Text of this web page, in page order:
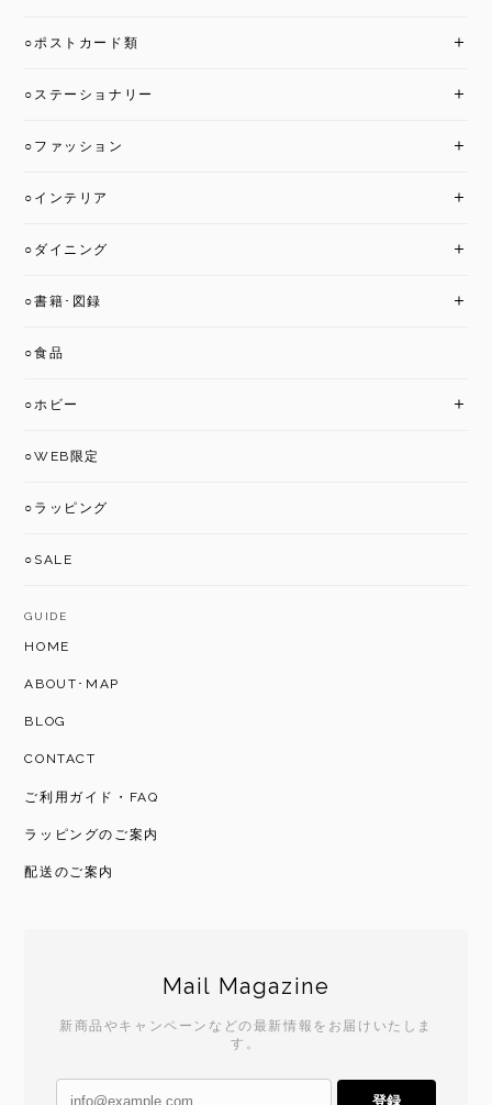
○ポストカード類
○ステーショナリー
○ファッション
○インテリア
○ダイニング
○書籍･図録
○食品
○ホビー
○WEB限定
○ラッピング
○SALE
GUIDE
HOME
ABOUT･MAP
BLOG
CONTACT
ご利用ガイド・FAQ
ラッピングのご案内
配送のご案内
Mail Magazine
新商品やキャンペーンなどの最新情報をお届けいたしま
す。
登録